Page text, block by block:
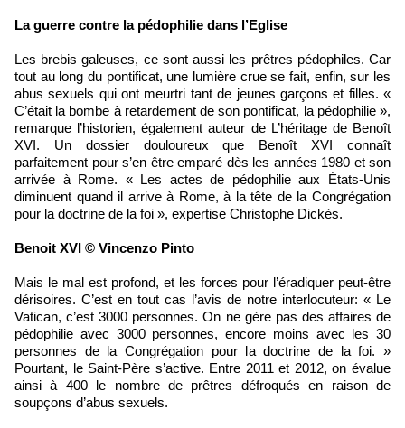
La guerre contre la pédophilie dans l’Eglise
Les brebis galeuses, ce sont aussi les prêtres pédophiles. Car
tout au long du pontificat, une lumière crue se fait, enfin, sur les
abus sexuels qui ont meurtri tant de jeunes garçons et filles. «
C’était la bombe à retardement de son pontificat, la pédophilie »,
remarque l’historien, également auteur de L’héritage de Benoît
XVI. Un dossier douloureux que Benoît XVI connaît
parfaitement pour s’en être emparé dès les années 1980 et son
arrivée à Rome. « Les actes de pédophilie aux États-Unis
diminuent quand il arrive à Rome, à la tête de la Congrégation
pour la doctrine de la foi », expertise Christophe Dickès.
Benoit XVI © Vincenzo Pinto
Mais le mal est profond, et les forces pour l’éradiquer peut-être
dérisoires. C’est en tout cas l’avis de notre interlocuteur: « Le
Vatican, c’est 3000 personnes. On ne gère pas des affaires de
pédophilie avec 3000 personnes, encore moins avec les 30
personnes de la Congrégation pour la doctrine de la foi. »
Pourtant, le Saint-Père s’active. Entre 2011 et 2012, on évalue
ainsi à 400 le nombre de prêtres défroqués en raison de
soupçons d’abus sexuels.